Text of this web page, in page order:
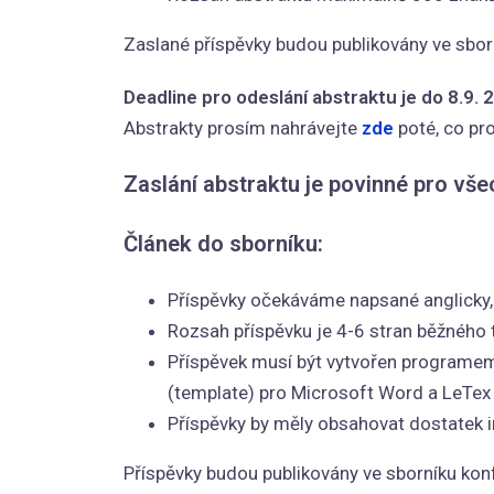
Zaslané příspěvky budou publikovány ve
Deadline pro odeslání abstraktu je do 8.9.
Abstrakty prosím nahrávejte zde poté, co
Zaslání abstraktu je povinné pro
Článek do sborníku:
Příspěvky očekáváme napsané
Rozsah příspěvku je 4-6 stran
Příspěvek musí být vytvořen
(template) pro Microsoft Word a
Příspěvky by měly obsahovat dostatek
Příspěvky budou publikovány ve sborníku